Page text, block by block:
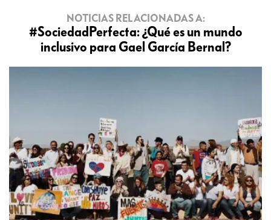
NOTICIAS RELACIONADAS A:
#SociedadPerfecta: ¿Qué es un mundo
inclusivo para Gael García Bernal?